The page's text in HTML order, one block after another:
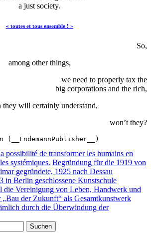
a just society.
« toutes et tous ensemble ! »
So,
among other things,
we need to properly tax the
big corporations and the rich,
they will certainly understand,
won’t they?
(__EndemannPublisher__)
possibilité de transformer les humains en
systémiques. Begründung für die 1919 von
gegründete, 1925 nach Dessau
in Berlin geschlossene Kunstschule
die Vereinigung von Leben, Handwerk und
der Zukunft“ als Gesamtkunstwerk
durch die Überwindung der